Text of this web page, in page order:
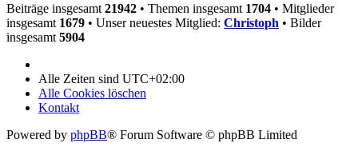
Beiträge insgesamt 21942 • Themen insgesamt 1704 • Mitglieder
insgesamt 1679 • Unser neuestes Mitglied: Christoph • Bilder
insgesamt 5904
Alle Zeiten sind UTC+02:00
Alle Cookies löschen
Kontakt
Powered by phpBB® Forum Software © phpBB Limited